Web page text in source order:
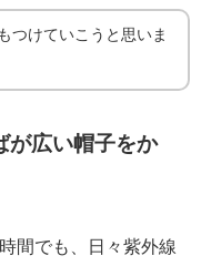
つけていこうと思いま
が広い帽子をか
間でも、日々紫外線